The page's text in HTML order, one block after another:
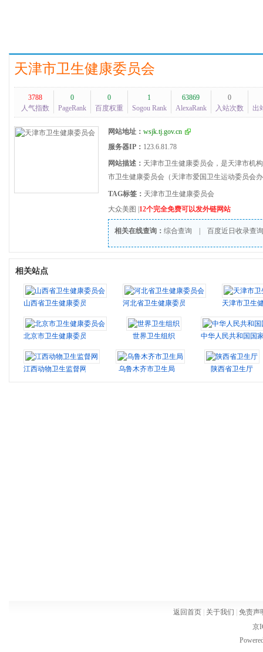
天津市卫生健康委员会
3788
人气指数
0
PageRank
0
百度权重
1
Sogou Rank
63869
AlexaRank
0
入站次数
出
网站地址： wsjk.tj.gov.cn
服务器IP： 123.6.81.78
网站描述： 天津市卫生健康委员会，是天津市机
市卫生健康委员会（天津市爱国卫生运动委员会
TAG标签： 天津市卫生健康委员会
大众美图 12个完全免费可以发外链网站
相关在线查询： 综合查询 百度近日收录查询
相关站点
山西省卫生健康委员会 河北省卫生健康委员会 天津市卫生
北京市卫生健康委员会 世界卫生组织 中华人民共和国国
江西动物卫生监督网 乌鲁木齐市卫生局 陕西省卫生厅
返回首页 关于我们 |免责声
京